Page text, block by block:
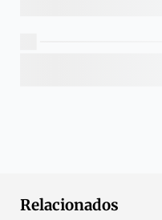
Relacionados